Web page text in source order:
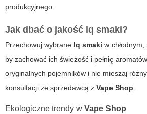
produkcyjnego.
Jak dbać o jakość lq smaki?
Przechowuj wybrane lq smaki w
by zachować ich świeżość i pełnię
oryginalnych pojemników i nie mieszaj
konsultacji ze sprzedawcą z Vape Shop
Ekologiczne trendy w Vape Shop